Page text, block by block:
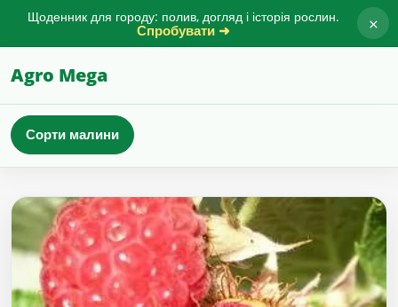
Щоденник для городу: полив, догляд і історія рослин.
Спробувати ➜ ×
Agro Mega
Сорти малини